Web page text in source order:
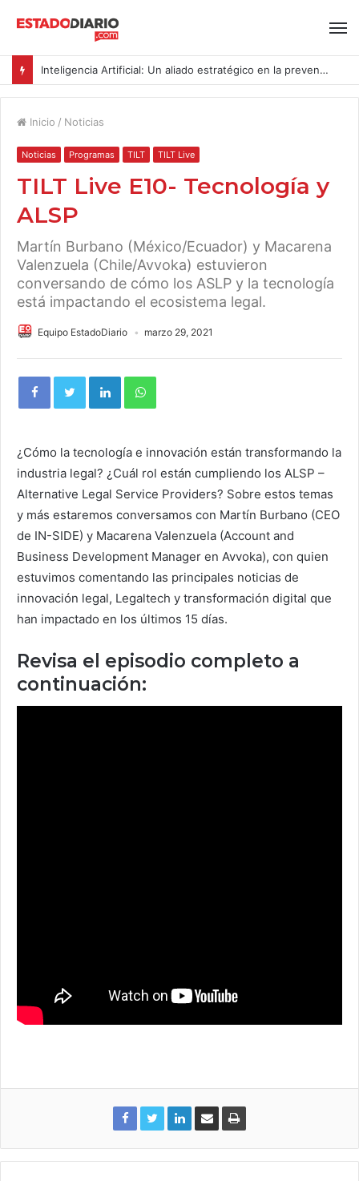
Inteligencia Artificial: Un aliado estratégico en la prevención del acoso y la violencia laboral bajo la Ley Karin
Inicio / Noticias
Noticias Programas TILT TILT Live
TILT Live E10- Tecnología y
ALSP
Martín Burbano (México/Ecuador) y Macarena
Valenzuela (Chile/Avvoka) estuvieron
conversando de cómo los ASLP y la tecnología
está impactando el ecosistema legal.
Equipo EstadoDiario marzo 29, 2021
¿Cómo la tecnología e innovación están transformando la
industria legal? ¿Cuál rol están cumpliendo los ALSP –
Alternative Legal Service Providers? Sobre estos temas
y más estaremos conversamos con Martín Burbano (CEO
de IN-SIDE) y Macarena Valenzuela (Account and
Business Development Manager en Avvoka), con quien
estuvimos comentando las principales noticias de
innovación legal, Legaltech y transformación digital que
han impactado en los últimos 15 días.
Revisa el episodio completo a
continuación: